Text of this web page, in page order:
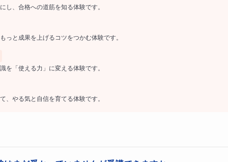
し、合格への道筋を知る体験です。
っと成果を上げるコツをつかむ体験です。
を「使える力」に変える体験です。
、やる気と自信を育てる体験です。